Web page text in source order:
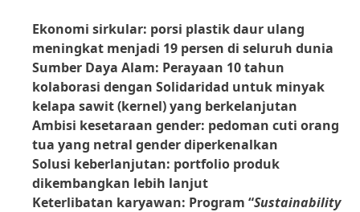
Ekonomi sirkular: porsi plastik daur ulang
meningkat menjadi 19 persen di seluruh dunia
Sumber Daya Alam: Perayaan 10 tahun
kolaborasi dengan Solidaridad untuk minyak
kelapa sawit(kernel) yang berkelanjutan
Ambisi kesetaraan gender: pedoman cuti orang
tua yang netral gender diperkenalkan
Solusi keberlanjutan: portfolio produk
dikembangkan lebih lanjut
Keterlibatan karyawan: Program “Sustainability